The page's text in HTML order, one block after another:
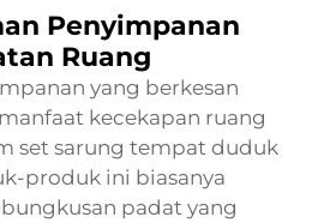
Penyimpanan
Ruang
yang berkesan
kecekapan ruang
set sarung tempat duduk
produk ini biasanya
padat yang